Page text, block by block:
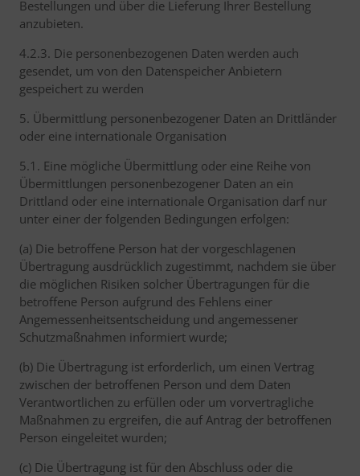
Bestellungen und über die Lieferung Ihrer Bestellung
anzubieten.
4.2.3. Die personenbezogenen Daten werden auch
gesendet, um von den Datenspeicher Anbietern
gespeichert zu werden
5. Übermittlung personenbezogener Daten an Drittländer
oder eine internationale Organisation
5.1. Eine mögliche Übermittlung oder eine Reihe von
Übermittlungen personenbezogener Daten an ein
Drittland oder eine internationale Organisation darf nur
unter einer der folgenden Bedingungen erfolgen:
(a) Die betroffene Person hat der vorgeschlagenen
Übertragung ausdrücklich zugestimmt, nachdem sie über
die möglichen Risiken solcher Übertragungen für die
betroffene Person aufgrund des Fehlens einer
Angemessenheitsentscheidung und angemessener
Schutzmaßnahmen informiert wurde;
(b) Die Übertragung ist erforderlich, um einen Vertrag
zwischen der betroffenen Person und dem Daten
Verantwortlichen zu erfüllen oder um vorvertragliche
Maßnahmen zu ergreifen, die auf Antrag der betroffenen
Person eingeleitet wurden;
(c) Die Übertragung ist für den Abschluss oder die